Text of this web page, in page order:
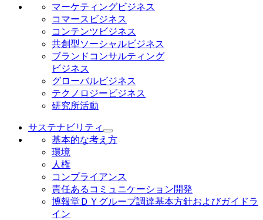
マーケティングビジネス
コマースビジネス
コンテンツビジネス
共創型ソーシャルビジネス
ブランドコンサルティング
ビジネス
グローバルビジネス
テクノロジービジネス
研究所活動
サステナビリティ
基本的な考え方
環境
人権
コンプライアンス
責任あるコミュニケーション開発
博報堂ＤＹグループ調達基本方針およびガイドラ
イン